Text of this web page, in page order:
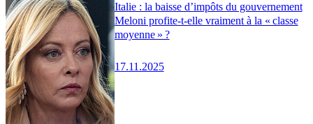
Italie : la baisse d’impôts du gouvernement
Meloni profite-t-elle vraiment à la « classe
moyenne » ?
17.11.2025